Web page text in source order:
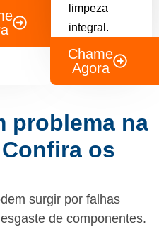
limpeza
integral.
Chame
Agora
problema na
os
surgir por falhas
de componentes.